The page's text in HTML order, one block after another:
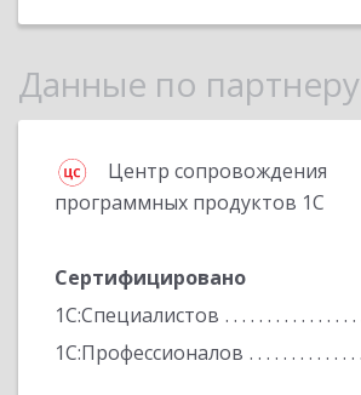
Данные по партнеру
Центр сопровождения
программных продуктов 1С
Сертифицировано
1С:Специалистов
1С:Профессионалов